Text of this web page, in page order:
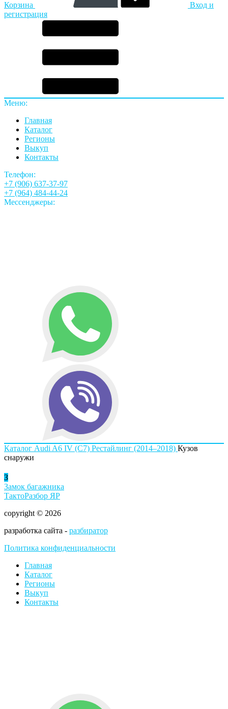
Корзина
Вход и
регистрация
Меню:
Главная
Каталог
Регионы
Выкуп
Контакты
Телефон:
+7 (906) 637-37-97
+7 (964) 484-44-24
Мессенджеры:
Каталог Audi A6 IV (C7) Рестайлинг (2014–2018) Кузов
снаружи
З
Замок багажника
ТактоРазбор ЯР
copyright © 2026
разработка сайта - разбиратор
Политика конфиденциальности
Главная
Каталог
Регионы
Выкуп
Контакты